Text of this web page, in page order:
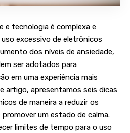
e tecnologia é complexa e
excessivo de eletrônicos
dos níveis de ansiedade,
ser adotados para
em uma experiência mais
artigo, apresentamos seis dicas
de maneira a reduzir os
um estado de calma.
limites de tempo para o uso